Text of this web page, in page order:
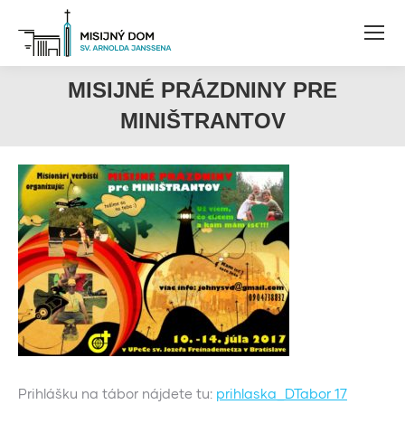
MISIJNÉ PRÁZDNINY PRE
MINIŠTRANTOV
Prihlášku na tábor nájdete tu: prihlaska_DTabor 17